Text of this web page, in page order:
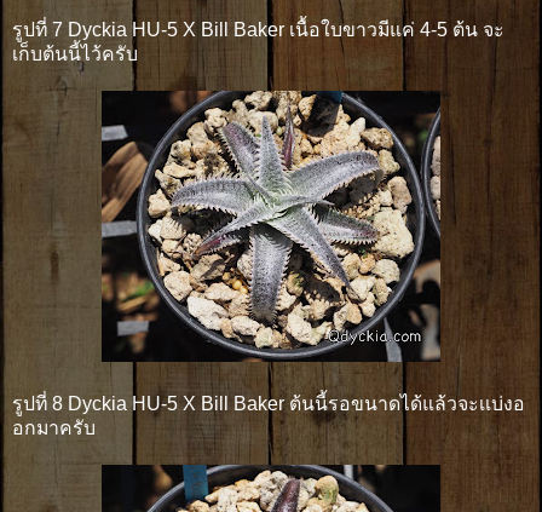
รูปที่ 7 Dyckia HU-5 X Bill Baker เนื้อใบขาวมีแค่ 4-5 ต้น จะ
เก็บต้นนี้ไว้ครับ
รูปที่ 8 Dyckia HU-5 X Bill Baker ต้นนี้รอขนาดได้แล้วจะเเบ่งอ
อกมาครับ